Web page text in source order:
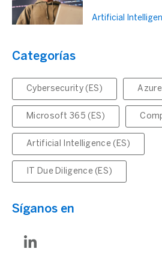
Artificial
Categorías
Cybersecurity (ES)
Microsoft 365 (ES)
Artificial Intelligence (ES)
IT Due Diligence (ES)
Síganos en